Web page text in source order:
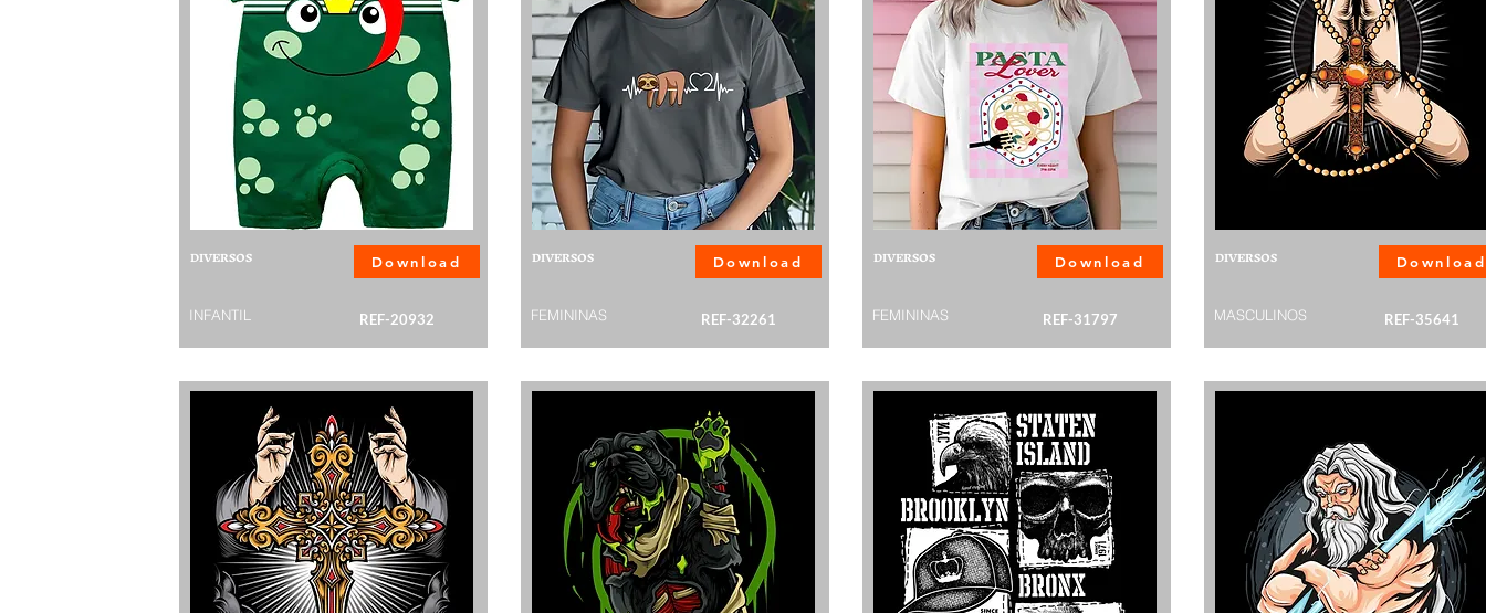
DIVERSOS Download
INFANTIL REF-20932
DIVERSOS Download
FEMININAS REF-32261
DIVERSOS Download
FEMININAS REF-31797
DIVERSOS Download
MASCULINOS REF-35641